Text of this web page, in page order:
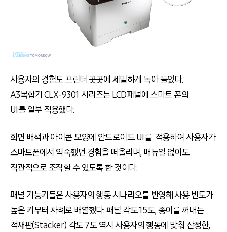
사용자의 경험도 프린터 곳곳에 세밀하게 녹아 들었다.
A3복합기 CLX-9301 시리즈는 LCD패널에 스마트 폰의
UI를 일부 적용했다.
화면 배색과 아이콘 모양에 안드로이드 UI를 적용하여 사용자가
스마트폰에서 익숙했던 경험을 떠올리며, 매뉴얼 없이도
직관적으로 조작할 수 있도록 한 것이다.
패널 기능키들은 사용자의 행동 시나리오를 반영해 사용 빈도가
높은 키부터 차례로 배열했다. 패널 각도 15도, 종이를 꺼내는
적재판(Stacker) 각도 7도 역시 사용자의 행동에 맞춰 산정한,